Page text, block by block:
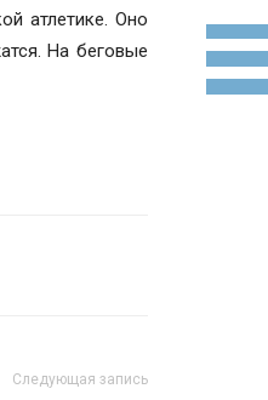
атлетике. Оно
На беговые
Следующая запись